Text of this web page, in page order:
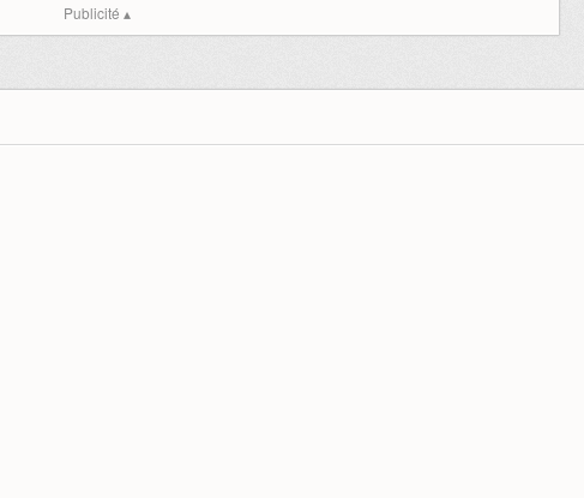
Publicité ▴